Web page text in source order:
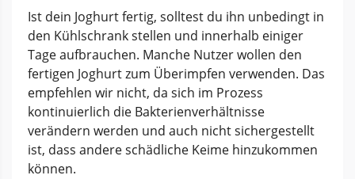
Ist dein Joghurt fertig, solltest du ihn unbedingt in
den Kühlschrank stellen und innerhalb einiger
Tage aufbrauchen. Manche Nutzer wollen den
fertigen Joghurt zum Überimpfen verwenden. Das
empfehlen wir nicht, da sich im Prozess
kontinuierlich die Bakterienverhältnisse
verändern werden und auch nicht sichergestellt
ist, dass andere schädliche Keime hinzukommen
können.